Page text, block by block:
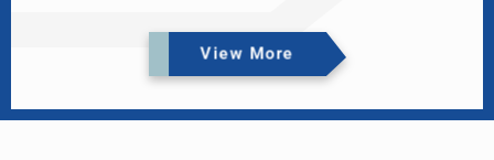
View More